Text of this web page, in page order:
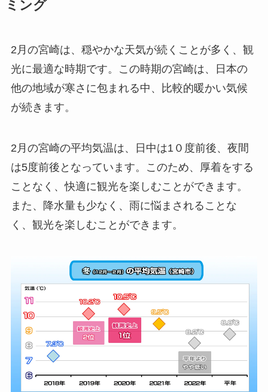
ミング
2月の宮崎は、穏やかな天気が続くことが多く、観
光に最適な時期です。この時期の宮崎は、日本の
他の地域が寒さに包まれる中、比較的暖かい気候
が続きます。
2月の宮崎の平均気温は、日中は1０度前後、夜間
は5度前後となっています。このため、厚着をする
ことなく、快適に観光を楽しむことができます。
また、降水量も少なく、雨に悩まされることな
く、観光を楽しむことができます。